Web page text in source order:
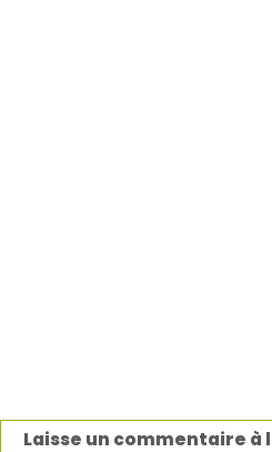
Laisse un commentaire à